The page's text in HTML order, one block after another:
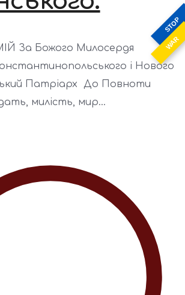
STOP
WAR
Божого Милосердя
і Нового
Патріарх До Повноти
милість, мир...